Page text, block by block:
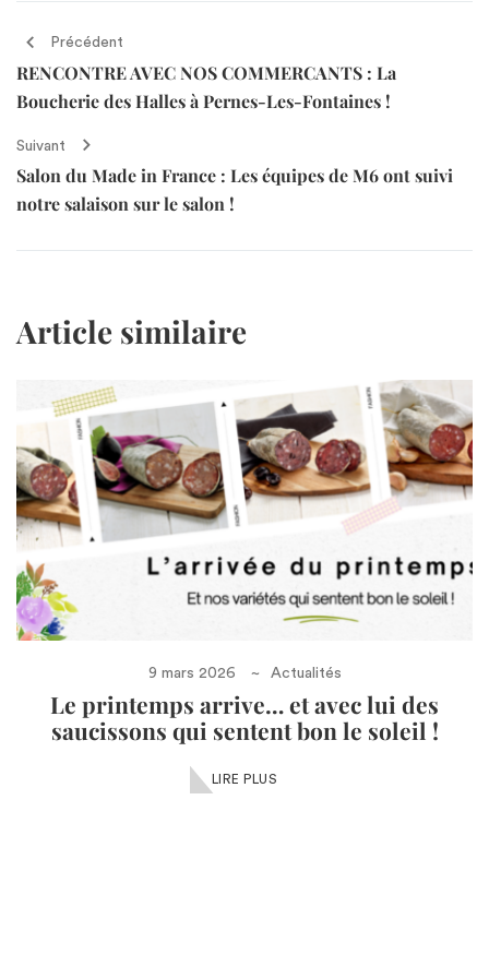
Précédent
RENCONTRE AVEC NOS COMMERCANTS : La
Boucherie des Halles à Pernes-Les-Fontaines !
Suivant
Salon du Made in France : Les équipes de M6 ont suivi
notre salaison sur le salon !
Article similaire
9 mars 2026 Actualités
Le printemps arrive… et avec lui des
saucissons qui sentent bon le soleil !
LIRE PLUS